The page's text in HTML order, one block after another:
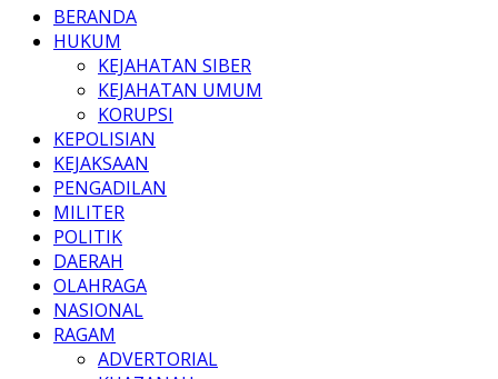
BERANDA
HUKUM
KEJAHATAN SIBER
KEJAHATAN UMUM
KORUPSI
KEPOLISIAN
KEJAKSAAN
PENGADILAN
MILITER
POLITIK
DAERAH
OLAHRAGA
NASIONAL
RAGAM
ADVERTORIAL